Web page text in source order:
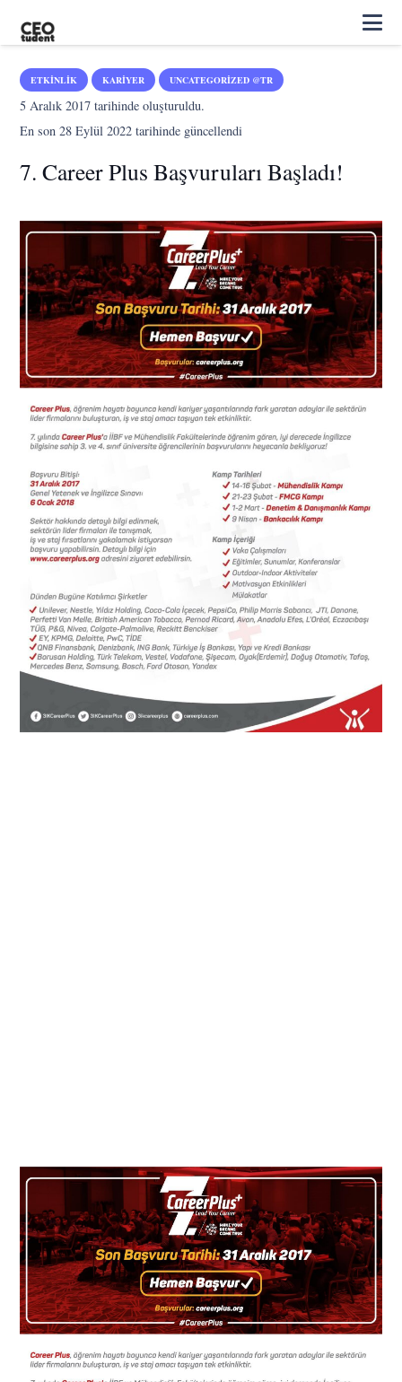
ETKINLIK KARIYER UNCATEGORIZED @TR
5 Aralık 2017 tarihinde oluşturuldu.
En son28 Eylül 2022 tarihinde güncellendi
7. Career Plus Başvuruları Başladı!